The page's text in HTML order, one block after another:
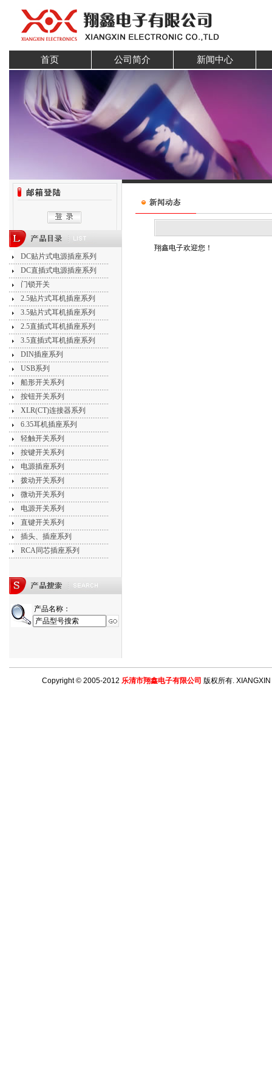
首页 公司简介 新闻中心
DC贴片式电源插座系列
DC直插式电源插座系列
门锁开关
2.5贴片式耳机插座系列
3.5贴片式耳机插座系列
2.5直插式耳机插座系列
3.5直插式耳机插座系列
DIN插座系列
USB系列
船形开关系列
按钮开关系列
XLR(CT)连接器系列
6.35耳机插座系列
轻触开关系列
按键开关系列
电源插座系列
拨动开关系列
微动开关系列
电源开关系列
直键开关系列
插头、插座系列
RCA同芯插座系列
产品名称：
翔鑫电子欢迎您！
Copyright © 2005-2012 乐清市翔鑫电子有限公司 版权所有.